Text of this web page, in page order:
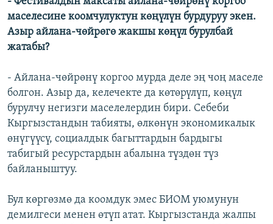
маселесине коомчулуктун көңүлүн бурдуруу экен.
Азыр айлана-чөйрөгө жакшы көңүл бурулбай
жатабы?
- Айлана-чөйрөнү коргоо мурда деле эң чоң маселе
болгон. Азыр да, келечекте да көтөрүлүп, көңүл
бурулчу негизги маселелердин бири. Себеби
Кыргызстандын табияты, өлкөнүн экономикалык
өнүгүүсү, социалдык багыттардын бардыгы
табигый ресурстардын абалына түздөн түз
байланыштуу.
Бул көргөзмө да коомдук эмес БИОМ уюмунун
демилгеси менен өтүп атат. Кыргызстанда жалпы